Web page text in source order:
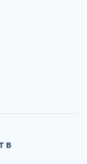
в